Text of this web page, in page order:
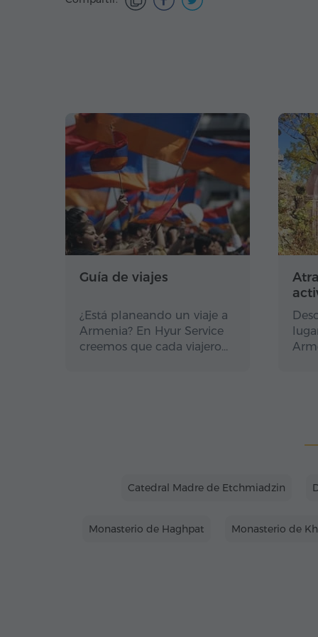
Guía de viajes
¿Está planeando un viaje a
Armenia? En Hyur Service
creemos que cada viajero…
Catedral Madre de Etchmiadzin
Monasterio de Haghpat Monasterio de